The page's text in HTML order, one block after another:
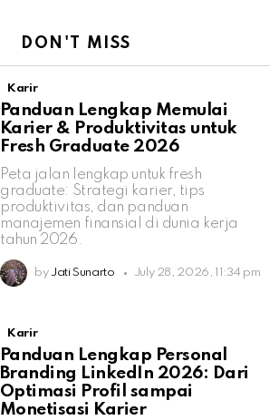
DON'T MISS
Karir
Panduan Lengkap Memulai
Karier & Produktivitas untuk
Fresh Graduate 2026
Peta jalan lengkap untuk fresh
graduate: Strategi karier, tips
produktivitas, dan panduan
manajemen finansial di dunia kerja
tahun 2026.
by Jati Sunarto July 28, 2026, 11:34 pm
Karir
Panduan Lengkap Personal
Branding LinkedIn 2026: Dari
Optimasi Profil sampai
Monetisasi Karier